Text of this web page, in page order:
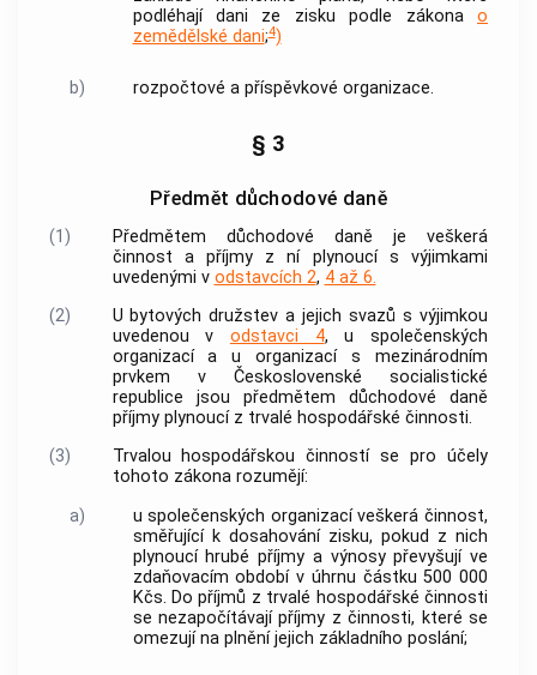
podléhají dani ze zisku podle zákona o
zemědělské dani;4)
b) rozpočtové a příspěvkové organizace.
§ 3
Předmět důchodové daně
(1)
Předmětem důchodové daně je veškerá
činnost a příjmy z ní plynoucí s výjimkami
uvedenými v odstavcích 2, 4 až 6.
(2)
U bytových družstev a jejich svazů s výjimkou
uvedenou v odstavci 4, u společenských
organizací a u organizací s mezinárodním
prvkem v Československé socialistické
republice jsou předmětem důchodové daně
příjmy plynoucí z trvalé hospodářské činnosti.
(3)
Trvalou hospodářskou činností se pro účely
tohoto zákona rozumějí:
a)
u společenských organizací veškerá činnost,
směřující k dosahování zisku, pokud z nich
plynoucí hrubé příjmy a výnosy převyšují ve
zdaňovacím období v úhrnu částku 500 000
Kčs. Do příjmů z trvalé hospodářské činnosti
se nezapočítávají příjmy z činnosti, které se
omezují na plnění jejich základního poslání;